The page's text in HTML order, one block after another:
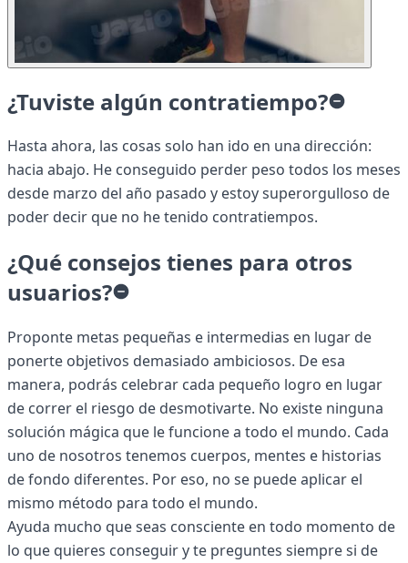
¿Tuviste algún contratiempo?
Hasta ahora, las cosas solo han ido en una dirección:
hacia abajo. He conseguido perder peso todos los meses
desde marzo del año pasado y estoy superorgulloso de
poder decir que no he tenido contratiempos.
¿Qué consejos tienes para otros
usuarios?
Proponte metas pequeñas e intermedias en lugar de
ponerte objetivos demasiado ambiciosos. De esa
manera, podrás celebrar cada pequeño logro en lugar
de correr el riesgo de desmotivarte. No existe ninguna
solución mágica que le funcione a todo el mundo. Cada
uno de nosotros tenemos cuerpos, mentes e historias
de fondo diferentes. Por eso, no se puede aplicar el
mismo método para todo el mundo.
Ayuda mucho que seas consciente en todo momento de
lo que quieres conseguir y te preguntes siempre si de